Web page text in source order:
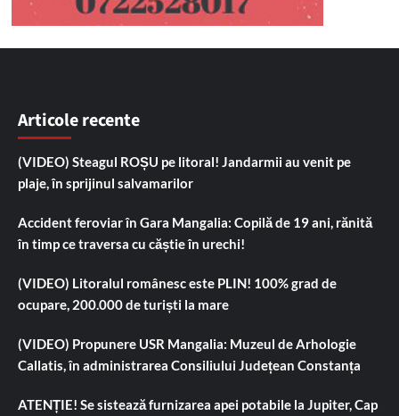
Articole recente
(VIDEO) Steagul ROȘU pe litoral! Jandarmii au venit pe
plaje, în sprijinul salvamarilor
Accident feroviar în Gara Mangalia: Copilă de 19 ani, rănită
în timp ce traversa cu căștie în urechi!
(VIDEO) Litoralul românesc este PLIN! 100% grad de
ocupare, 200.000 de turiști la mare
(VIDEO) Propunere USR Mangalia: Muzeul de Arhologie
Callatis, în administrarea Consiliului Județean Constanța
ATENȚIE! Se sistează furnizarea apei potabile la Jupiter, Cap